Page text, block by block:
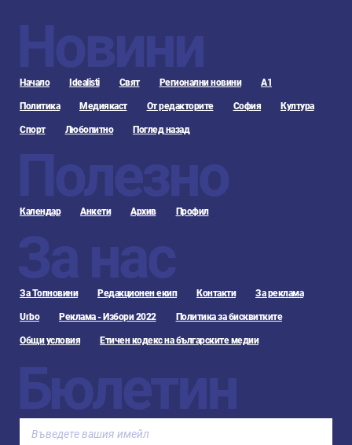
Новини
Начало Idealisti Свят Регионални новини А1
Политика Медиякаст От редакторите София Култура
Спорт Любопитно Поглед назад
Полезно
Календар Анкети Архив Профил
За нас
За Топновини Редакционен екип Контакти За реклама
Urbo Реклама - Избори 2022 Политика за бисквитките
Общи условия Етичен кодекс на българските медии
Бюлетин